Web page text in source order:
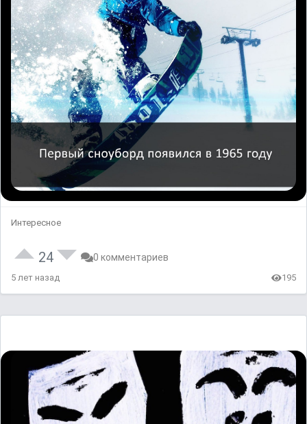
Интересное
24 0 комментариев
5 лет назад 195